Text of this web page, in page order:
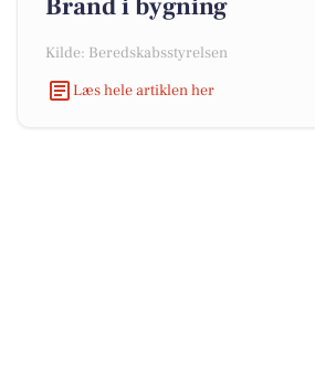
Brand i bygning
Kilde: Beredskabsstyrelsen
Læs hele artiklen her